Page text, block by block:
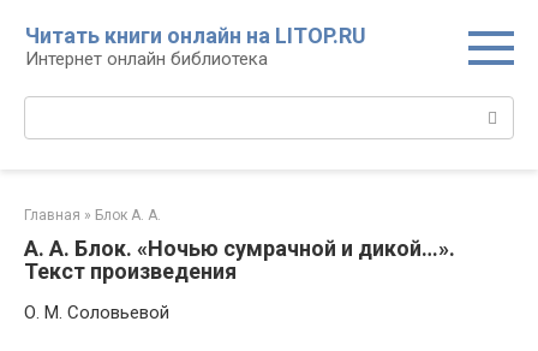
контенту
Читать книги онлайн на LITOP.RU
Интернет онлайн библиотека
Главная » Блок А. А.
А. А. Блок. «Ночью сумрачной и дикой…».
Текст произведения
О. М. Соловьевой